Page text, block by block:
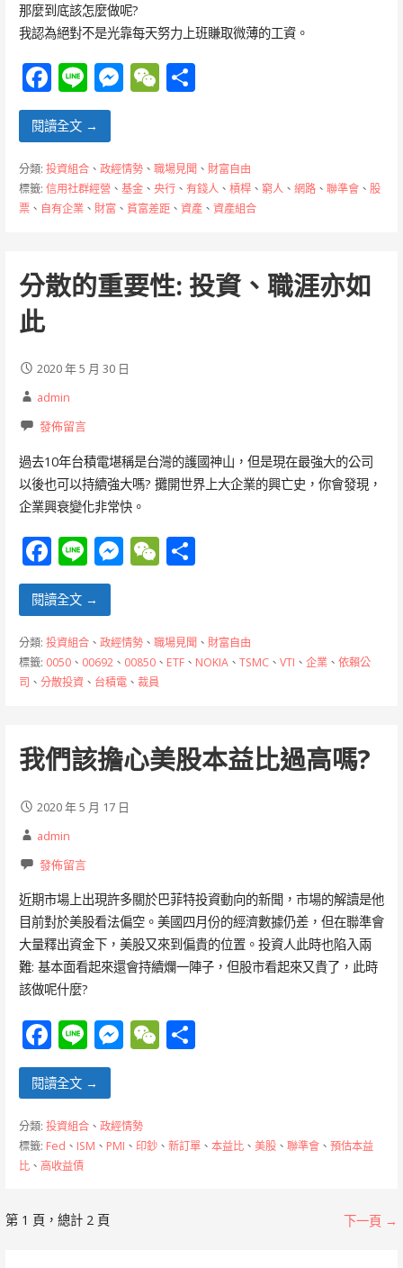
那麼到底該怎麼做呢?
我認為絕對不是光靠每天努力上班賺取微薄的工資。
F
ac
e
b
o
o
Li
n
e
M
e
n
g
W
h
at
分
閱讀全文 →
分類: 投資組合、 政經情勢、 職場見聞 、 財富自由
標籤: 信用社群經營、 基金、 央行、 有錢人、 槓桿、 窮人、 網路、 聯準會、 股
票、 自有企業、 財富、 貧富差距、 資產、 資產組合
分散的重要性: 投資、職涯亦如
此
2020 年 5 月 30 日
admin
發佈留言
過去10年台積電堪稱是台灣的護國神山，但是現在最強大的公司
以後也可以持續強大嗎? 攤開世界上大企業的興亡史，你會發現，
企業興衰變化非常快。
F
ac
e
b
o
o
Li
n
e
M
e
n
g
W
h
at
分
閱讀全文 →
分類: 投資組合、 政經情勢、 職場見聞 、 財富自由
標籤: 0050、 00692、 00850、 ETF、 NOKIA、 TSMC、 VTI 、 企業、 依賴公
司 、 分散投資、 台積電、 裁員
我們該擔心美股本益比過高嗎?
2020 年 5 月 17 日
admin
發佈留言
近期市場上出現許多關於巴菲特投資動向的新聞，市場的解讀是他
目前對於美股看法偏空。美國四月份的經濟數據仍差，但在聯準會
大量釋出資金下，美股又來到偏貴的位置。投資人此時也陷入兩
難: 基本面看起來還會持續爛一陣子，但股市看起來又貴了，此時
該做呢什麼?
F
ac
e
b
o
o
k
Li
n
e
M
e
n
W
at
分
閱讀全文 →
分類: 投資組合、 政經情勢
標籤: Fed 、 ISM 、 PMI 、 印鈔、 新訂單、 本益比、 美股、 聯準會、 預估本益
比、 高收益債
[文
第 1 頁，總計 2 頁 下一頁 →